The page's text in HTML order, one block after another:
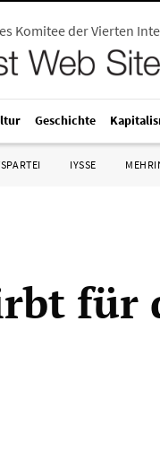
Komitee der Vierten
Geschichte
IYSSE
für